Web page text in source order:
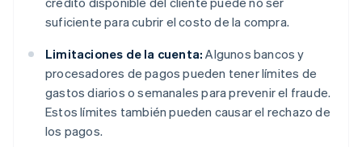
suficiente para cubrir el costo de la compra.
Limitaciones de la cuenta: Algunos bancos y
procesadores de pagos pueden tener límites de
gastos diarios o semanales para prevenir el fraude.
Estos límites también pueden causar el rechazo de
los pagos.